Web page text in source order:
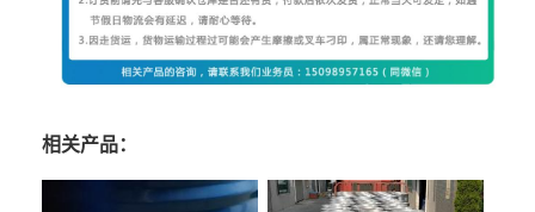
相关产品：